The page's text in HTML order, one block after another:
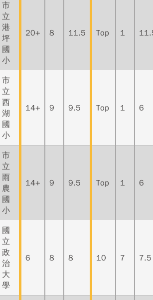
市
立
港
坪
國
小
20+ 8 11.5 Top 1
市
立
西
湖
國
小
14+ 9 9.5 Top 1 6
市
立
雨
農
國
小
14+ 9 9.5 Top 1 6
國
立
政
治
大
學
6 8 8 10 7 7.5